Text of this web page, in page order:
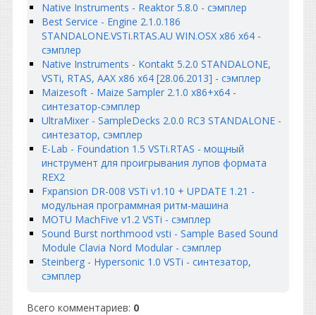
Native Instruments - Reaktor 5.8.0 - сэмплер
Best Service - Engine 2.1.0.186
STANDALONE.VSTi.RTAS.AU WIN.OSX x86 x64 -
сэмплер
Native Instruments - Kontakt 5.2.0 STANDALONE,
VSTi, RTAS, AAX x86 x64 [28.06.2013] - сэмплер
Maizesoft - Maize Sampler 2.1.0 x86+x64 -
синтезатор-сэмплер
UltraMixer - SampleDecks 2.0.0 RC3 STANDALONE -
синтезатор, сэмплер
E-Lab - Foundation 1.5 VSTi.RTAS - мощный
инструмент для проигрывания лупов формата
REX2
Fxpansion DR-008 VSTi v1.10 + UPDATE 1.21 -
модульная программная ритм-машина
MOTU MachFive v1.2 VSTi - сэмплер
Sound Burst northmood vsti - Sample Based Sound
Module Clavia Nord Modular - сэмплер
Steinberg - Hypersonic 1.0 VSTi - синтезатор,
сэмплер
Всего комментариев: 0